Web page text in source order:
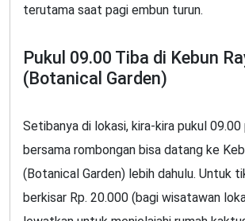
terutama saat pagi embun turun.
Pukul 09.00 Tiba di Kebun
(Botanical Garden)
Setibanya di lokasi, kira-kira pukul 09.00
bersama rombongan bisa datang ke
(Botanical Garden) lebih dahulu. Untuk
berkisar Rp. 20.000 (bagi wisatawan